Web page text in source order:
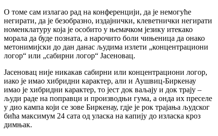
О томе сам излагао рад на конференцији, да је немогуће
негирати, да је безобразно, издајнички, клеветнички негирати
номенклатуру која је особито у њемачком језику итекако
морала да буде позната, а нарочито боли чињеница да онако
метонимијски до дан данас људима излети „концентрациони
логор“ или „сабирни логор“ Јасеновац.
Јасеновац није никакав сабирни или концентрациони логор,
иако је имао хибридни карактер, али и Аушвиц-Биркенау
имао је хибридни карактер, то јест док ваљају и док трају –
људи раде на поправци и производњи гума, а онда их преселе
у дио кампа који се зове Биркенау, гдје је рок трајања људског
бића максимум 24 сата од уласка на капију до изласка кроз
димњак.